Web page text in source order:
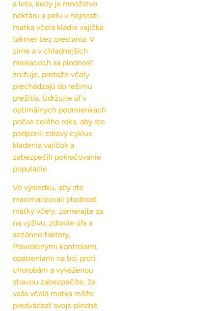
a leta, kedy je množstvo
nektáru a peľu v hojnosti,
matka včela kladie vajíčka
takmer bez prestania. V
zime a v chladnejších
mesiacoch sa plodnosť
znižuje, pretože včely
prechádzajú do režimu
prežitia. Udržujte úľ v
optimálnych podmienkach
počas celého roka, aby ste
podporili zdravý cyklus
kladenia vajíčok a
zabezpečili pokračovanie
populácie.
Vo výsledku, aby ste
maximalizovali plodnosť
matky včely, zamerajte sa
na výživu, zdravie úľa a
sezónne faktory.
Pravidelnými kontrolami,
opatreniami na boj proti
chorobám a vyváženou
stravou zabezpečíte, že
vaša včelá matka môže
predvádzať svoje plodné